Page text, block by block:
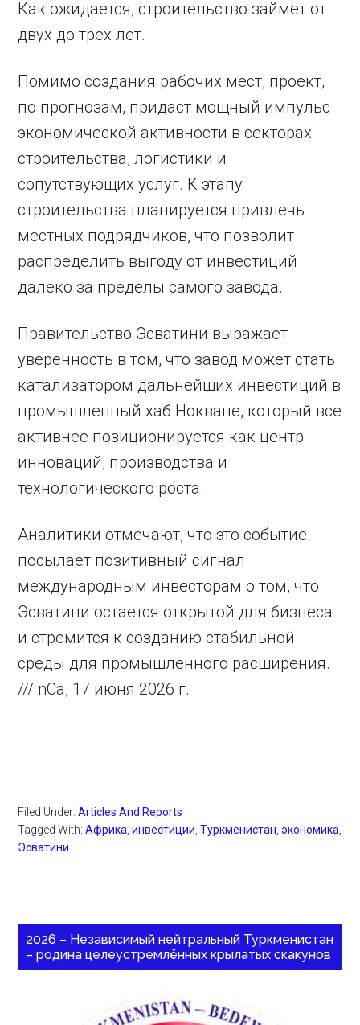
Как ожидается, строительство займет от
двух до трех лет.
Помимо создания рабочих мест, проект,
по прогнозам, придаст мощный импульс
экономической активности в секторах
строительства, логистики и
сопутствующих услуг. К этапу
строительства планируется привлечь
местных подрядчиков, что позволит
распределить выгоду от инвестиций
далеко за пределы самого завода.
Правительство Эсватини выражает
уверенность в том, что завод может стать
катализатором дальнейших инвестиций в
промышленный хаб Нокване, который все
активнее позиционируется как центр
инноваций, производства и
технологического роста.
Аналитики отмечают, что это событие
посылает позитивный сигнал
международным инвесторам о том, что
Эсватини остается открытой для бизнеса
и стремится к созданию стабильной
среды для промышленного расширения.
/// nCa, 17 июня 2026 г.
Filed Under:Articles And Reports
Tagged With:Африка ,инвестиции ,Туркменистан ,экономика
Эсватини
2026 – Независимый нейтральный Туркменистан
– родина целеустремлённых крылатых скакунов